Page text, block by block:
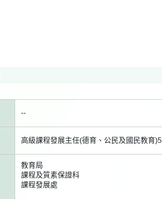
--
高級課程發展主任(德育、公民及國民教育)5
教育局
課程及質素保證科
課程發展處